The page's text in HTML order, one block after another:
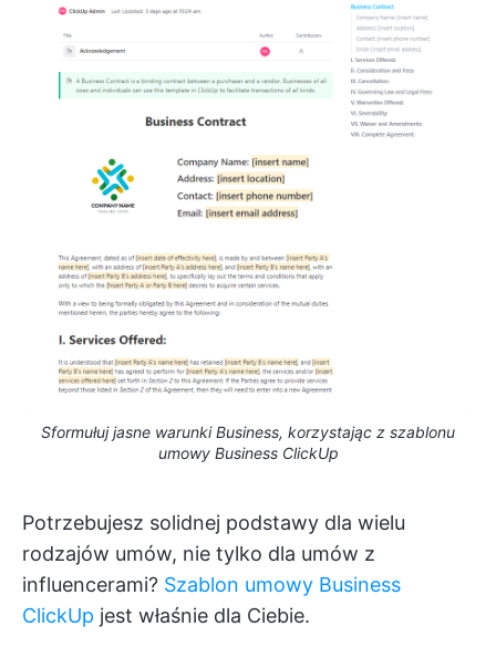
Sformułuj jasne warunki Business, korzystając z szablonu
umowy Business ClickUp
Potrzebujesz solidnej podstawy dla wielu
rodzajów umów, nie tylko dla umów z
influencerami? Szablon umowy Business
ClickUp jest właśnie dla Ciebie.